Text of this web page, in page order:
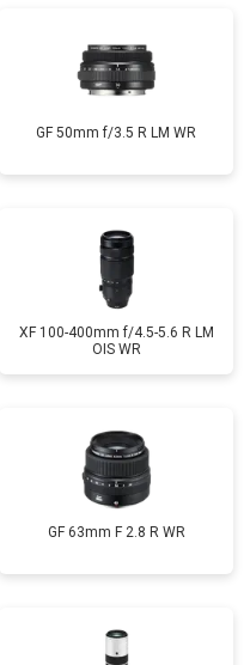
GF 50mm f/3.5 R LM WR
XF 100-400mm f/4.5-5.6 R LM
OIS WR
GF 63mm F 2.8 R WR